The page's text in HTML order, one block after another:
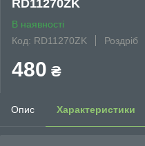
RD11270ZK
В наявності
Код: RD11270ZK
Роздріб
480 ₴
Опис Характеристики